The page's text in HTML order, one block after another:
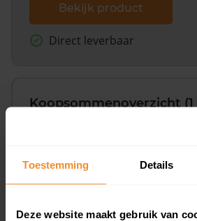
Toestemming Details
Deze website maakt gebruik van
Bekijk product
Direct leverbaar
Koopsommenoverzicht
Een overzicht van alle verkochte
en koopdatum) binnen een